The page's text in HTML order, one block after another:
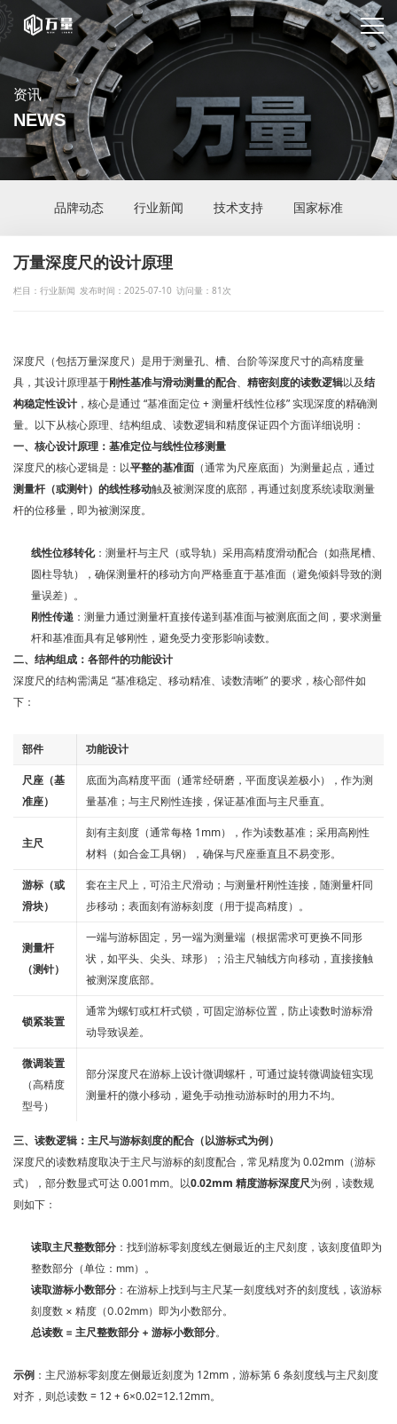
资讯
NEWS
品牌动态 行业新闻 技术支持 国家标准
万量深度尺的设计原理
栏目：行业新闻 发布时间：2025-07-10 访问量：81次
深度尺（包括万量深度尺）是用于测量孔、槽、台阶等深度尺寸的高精度量
具，其设计原理基于刚性基准与滑动测量的配合、 精密刻度的读数逻辑以及结
构稳定性设计 ，核心是通过 “基准面定位 + 测量杆线性位移” 实现深度的精确测
量。以下从核心原理、结构组成、读数逻辑和精度保证四个方面详细说明：
一、核心设计原理：基准定位与线性位移测量
深度尺的核心逻辑是：以平整的基准面 （通常为尺座底面）为测量起点，通过
测量杆（或测针）的线性移动触及被测深度的底部，再通过刻度系统读取测量
杆的位移量，即为被测深度。
线性位移转化：测量杆与主尺（或导轨）采用高精度滑动配合（如燕尾槽、
圆柱导轨），确保测量杆的移动方向严格垂直于基准面（避免倾斜导致的测
量误差）。
刚性传递 ：测量力通过测量杆直接传递到基准面与被测底面之间，要求测量
杆和基准面具有足够刚性，避免受力变形影响读数。
二、结构组成：各部件的功能设计
深度尺的结构需满足 “基准稳定、移动精准、读数清晰” 的要求，核心部件如
下：
部件 功能设计
尺座（基
准座）
底面为高精度平面（通常经研磨，平面度误差极小），作为测
量基准；与主尺刚性连接，保证基准面与主尺垂直。
主尺
刻有主刻度（通常每格 1mm），作为读数基准；采用高刚性
材料（如合金工具钢），确保与尺座垂直且不易变形。
游标（或
滑块）
套在主尺上，可沿主尺滑动；与测量杆刚性连接，随测量杆同
步移动；表面刻有游标刻度（用于提高精度）。
测量杆
（测针）
一端与游标固定，另一端为测量端（根据需求可更换不同形
状，如平头、尖头、球形）；沿主尺轴线方向移动，直接接触
被测深度底部。
锁紧装置
通常为螺钉或杠杆式锁，可固定游标位置，防止读数时游标滑
动导致误差。
微调装置
（高精度
型号）
部分深度尺在游标上设计微调螺杆，可通过旋转微调旋钮实现
测量杆的微小移动，避免手动推动游标时的用力不均。
三、读数逻辑：主尺与游标刻度的配合（以游标式为例）
深度尺的读数精度取决于主尺与游标的刻度配合，常见精度为 0.02mm（游标
式），部分数显式可达 0.001mm。以0.02mm 精度游标深度尺为例，读数规
则如下：
读取主尺整数部分 ：找到游标零刻度线左侧最近的主尺刻度，该刻度值即为
整数部分（单位：mm）。
读取游标小数部分 ：在游标上找到与主尺某一刻度线对齐的刻度线，该游标
刻度数 × 精度（0.02mm）即为小数部分。
总读数 = 主尺整数部分 + 游标小数部分。
示例 ：主尺游标零刻度左侧最近刻度为 12mm，游标第 6 条刻度线与主尺刻度
对齐，则总读数 = 12 + 6×0.02=12.12mm。